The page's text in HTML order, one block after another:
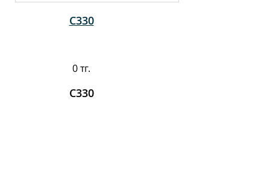
C330
0 тг.
C330